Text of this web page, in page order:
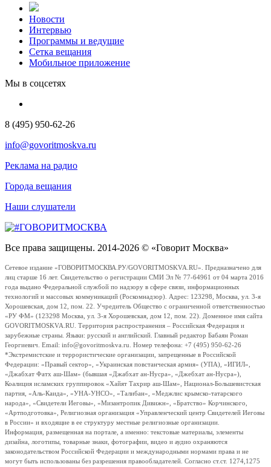
Новости
Интервью
Программы и ведущие
Сетка вещания
Мобильное приложение
Мы в соцсетях
8 (495) 950-62-26
info@govoritmoskva.ru
Реклама на радио
Города вещания
Наши слушатели
Все права защищены. 2014-2026 © «Говорит Москва»
Сетевое издание «ГОВОРИТМОСКВА.РУ/GOVORITMOSKVA.RU». Предназначено для
лиц старше 16 лет. Свидетельство о регистрации СМИ Эл № 77-64961 от 04 марта 2016
года выдано Федеральной службой по надзору в сфере связи, информационных
технологий и массовых коммуникаций (Роскомнадзор). Адрес: 123298, Москва, ул. 3-я
Хорошевская, дом 12, пом. 22. Учредитель Общество с ограниченной ответственностью
«РУ ФМ» (123298 Москва, ул. 3-я Хорошевская, дом 12, пом. 22). Доменное имя сайта
GOVORITMOSKVA.RU. Территория распространения – Российская Федерация и
зарубежные страны. Языки: русский и английский. Главный редактор Бабаян Роман
Георгиевич. Email: info@govoritmoskva.ru. Номер телефона: +7 (495) 950-62-26
*Экстремистские и террористические организации, запрещенные в Российской
Федерации: «Правый сектор», «Украинская повстанческая армия» (УПА), «ИГИЛ»,
«Джабхат Фатх аш-Шам» (бывшая «Джабхат ан-Нусра», «Джебхат ан-Нусра»),
Коалиция исламских группировок «Хайят Тахрир аш-Шам», Национал-Большевистская
партия, «Аль-Каида», «УНА-УНСО», «Талибан», «Меджлис крымско-татарского
народа», «Свидетели Иеговы», «Мизантропик Дивижн», «Братство» Корчинского,
«Артподготовка», Религиозная организация «Управленческий центр Свидетелей Иеговы
в России» и входящие в ее структуру местные религиозные организации.
Информация, размещенная на портале, а именно: текстовые материалы, элементы
дизайна, логотипы, товарные знаки, фотографии, видео и аудио охраняются
законодательством Российской Федерации и международными нормами права и не
могут быть использованы без разрешения правообладателей. Согласно ст.ст. 1274,1275